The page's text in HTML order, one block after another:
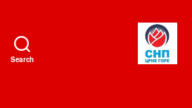
Search